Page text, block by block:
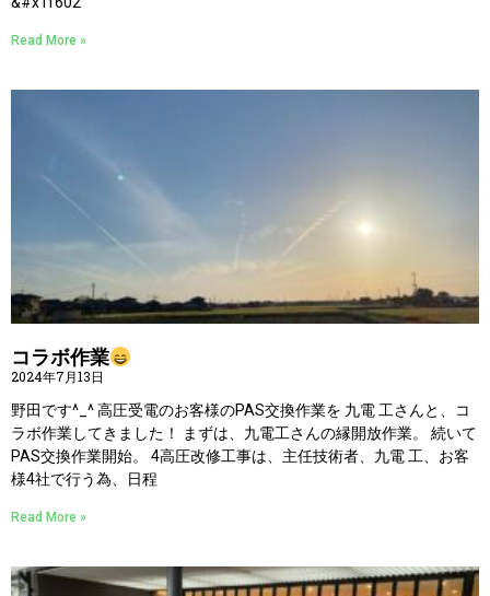
Read More »
コラボ作業
2024年7月13日
野田です^_^ 高圧受電のお客様のPAS交換作業を 九電 工さんと、コ
ラボ作業してきました！ まずは、九電工さんの縁開放作業。 続いて
PAS交換作業開始。 4高圧改修工事は、主任技術者、九電 工、お客
様4社で行う為、日程
Read More »